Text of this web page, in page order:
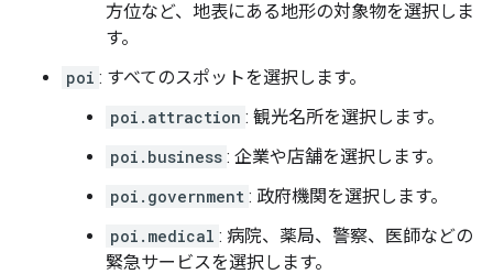
方位など、地表にある地形の対象物を選択しま
す。
poi : すべてのスポットを選択します。
poi.attraction : 観光名所を選択します。
poi.business : 企業や店舗を選択します。
poi.government : 政府機関を選択します。
poi.medical : 病院、薬局、警察、医師などの
緊急サービスを選択します。